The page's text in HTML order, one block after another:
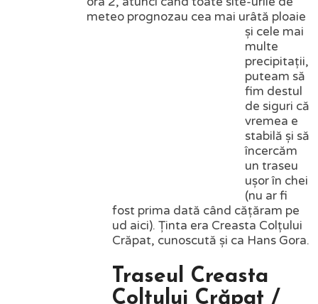
meteo prognozau cea mai urâtă ploaie
și cele mai
multe
precipitații,
puteam să
fim destul
de siguri că
vremea e
stabilă și să
încercăm
un traseu
ușor în chei
(nu ar fi
fost prima dată când cățăram pe
ud aici). Ținta era Creasta Colțului
Crăpat, cunoscută și ca Hans Gora.
Traseul Creasta
Colțului Crăpat /